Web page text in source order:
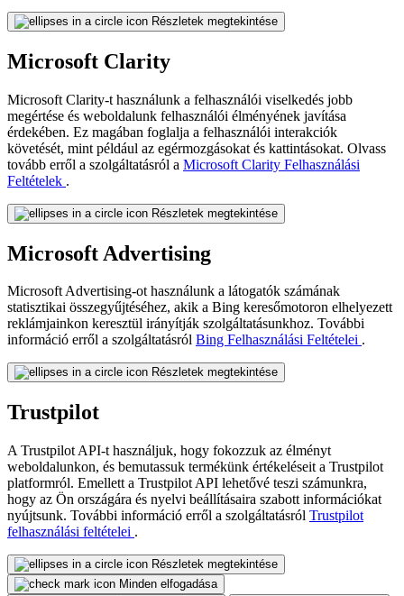
Részletek megtekintése
Microsoft Clarity
Microsoft Clarity-t használunk a felhasználói viselkedés jobb
megértése és weboldalunk felhasználói élményének javítása
érdekében. Ez magában foglalja a felhasználói interakciók
követését, mint például az egérmozgásokat és kattintásokat. Olvass
tovább erről a szolgáltatásról a Microsoft Clarity Felhasználási
Feltételek .
Részletek megtekintése
Microsoft Advertising
Microsoft Advertising-ot használunk a látogatók számának
statisztikai összegyűjtéséhez, akik a Bing keresőmotoron elhelyezett
reklámjainkon keresztül irányítják szolgáltatásunkhoz. További
információ erről a szolgáltatásról Bing Felhasználási Feltételei .
Részletek megtekintése
Trustpilot
A Trustpilot API-t használjuk, hogy fokozzuk az élményt
weboldalunkon, és bemutassuk termékünk értékeléseit a Trustpilot
platformról. Emellett a Trustpilot API lehetővé teszi számunkra,
hogy az Ön országára és nyelvi beállításaira szabott információkat
nyújtsunk. További információ erről a szolgáltatásról Trustpilot
felhasználási feltételei .
Részletek megtekintése
Minden elfogadása